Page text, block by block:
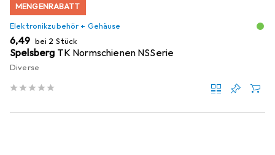
MENGENRABATT
Elektronikzubehör + Gehäuse
EUR
6,49 bei 2 Stück
Spelsberg TK Normschienen NSSerie
Diverse